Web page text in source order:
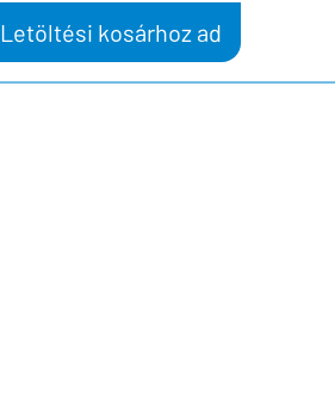
Letöltési kosárhoz ad